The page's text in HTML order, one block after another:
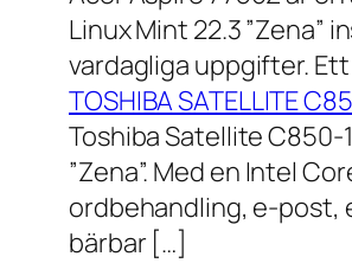
Linux Mint 22.3
vardagliga uppgifter.
TOSHIBA SATELLITE
Toshiba Satellite C850-
”Zena”. Med en Intel
ordbehandling, e-post,
bärbar […]